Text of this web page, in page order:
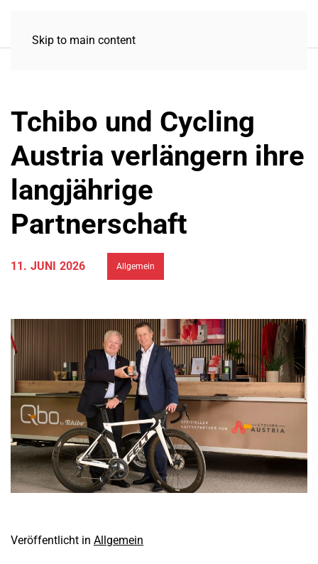
Skip to main content
Tchibo und Cycling
Austria verlängern ihre
langjährige
Partnerschaft
11. JUNI 2026 Allgemein
Veröffentlicht in Allgemein